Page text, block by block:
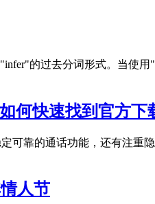
的过去分词形式。当使
何快速找到官方下
可靠的通话功能，还有注
人节​